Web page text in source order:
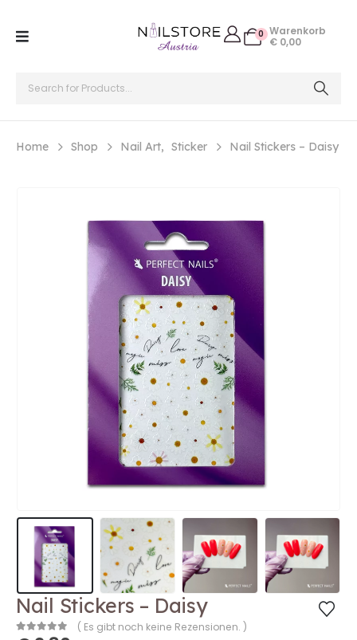
0 Warenkorb
€ 0,00
Home Shop Nail Art, Sticker Nail Stickers – Daisy
Nail Stickers – Daisy
( Es gibt noch keine Rezensionen. )